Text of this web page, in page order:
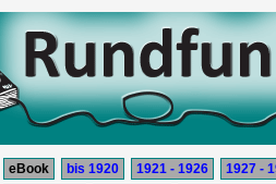
eBook bis 1920 1921 - 1926
1927 -